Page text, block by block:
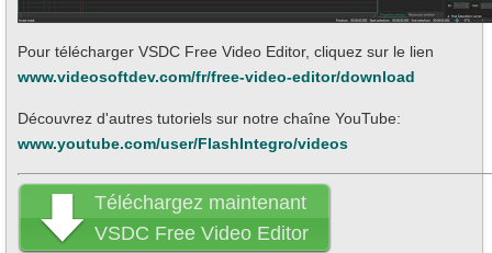
Pour télécharger VSDC Free Video Editor, cliquez sur le lien
www.videosoftdev.com/fr/free-video-editor/download
Découvrez d'autres tutoriels sur notre chaîne YouTube:
www.youtube.com/user/FlashIntegro/videos
Téléchargez maintenant
VSDC Free Video Editor